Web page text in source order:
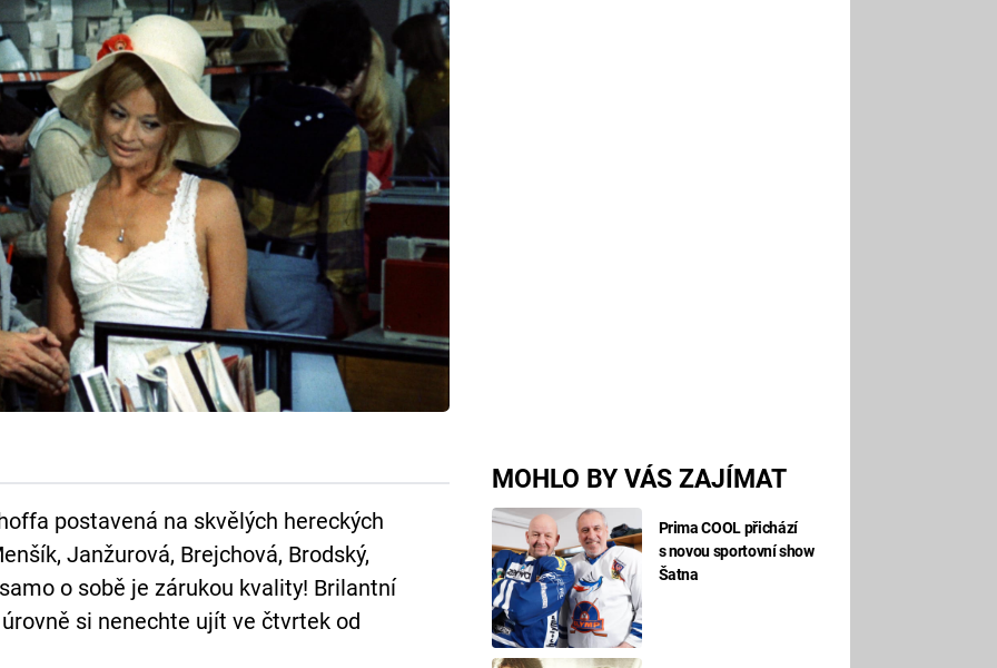
MOHLO BY VÁS ZAJÍMAT
Prima COOL přichází
s novou sportovní show
Šatna
postavená na skvělých hereckých
Janžurová, Brejchová, Brodský,
o sobě je zárukou kvality! Brilantní
si nenechte ujít ve čtvrtek od